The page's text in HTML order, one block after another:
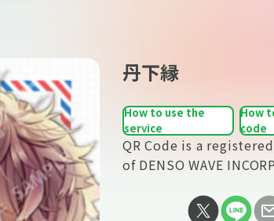
丹下縁
How to use the
service
How
code
QR Code is a
of DENSO WAVE